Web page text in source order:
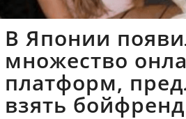
В Японии
множество
платформ,
взять